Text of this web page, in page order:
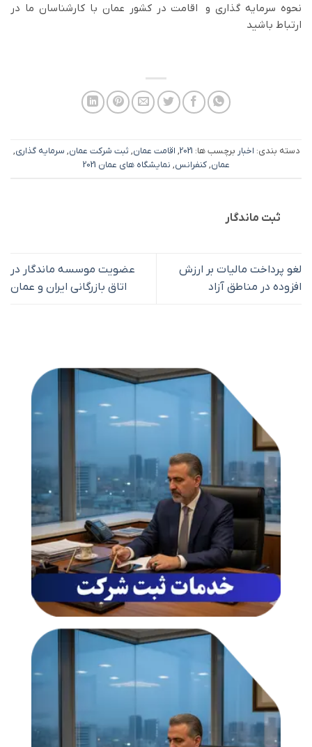
نحوه سرمایه گذاری و اقامت در کشور عمان با کارشناسان ما در
ارتباط باشید
دسته بندی: اخبار برچسب ها: 2021
, اقامت عمان, ثبت شرکت عمان, سرمایه گذاری,
عمان,کنفرانس, نمایشگاه های عمان 2021
ثبت ماندگار
لغو پرداخت مالیات بر ارزش
افزوده در مناطق آزاد
عضویت موسسه ماندگار در
اتاق بازرگانی ایران و عمان